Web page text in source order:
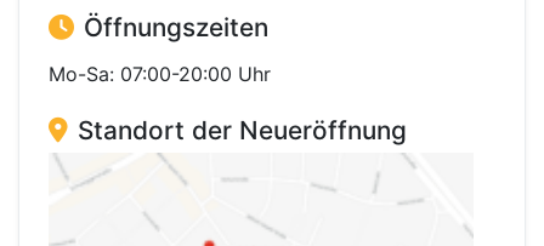
Öffnungszeiten
Mo-Sa: 07:00-20:00 Uhr
Standort der Neueröffnung